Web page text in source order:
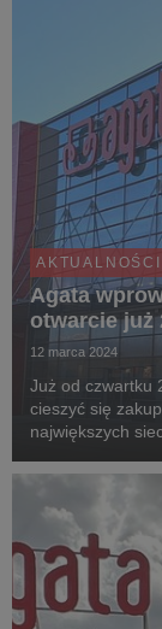
AKTUALNOŚCI
Agata
otwarcie już
12 marca 2024
Już od czwartku
cieszyć się
największych
promocyjną i